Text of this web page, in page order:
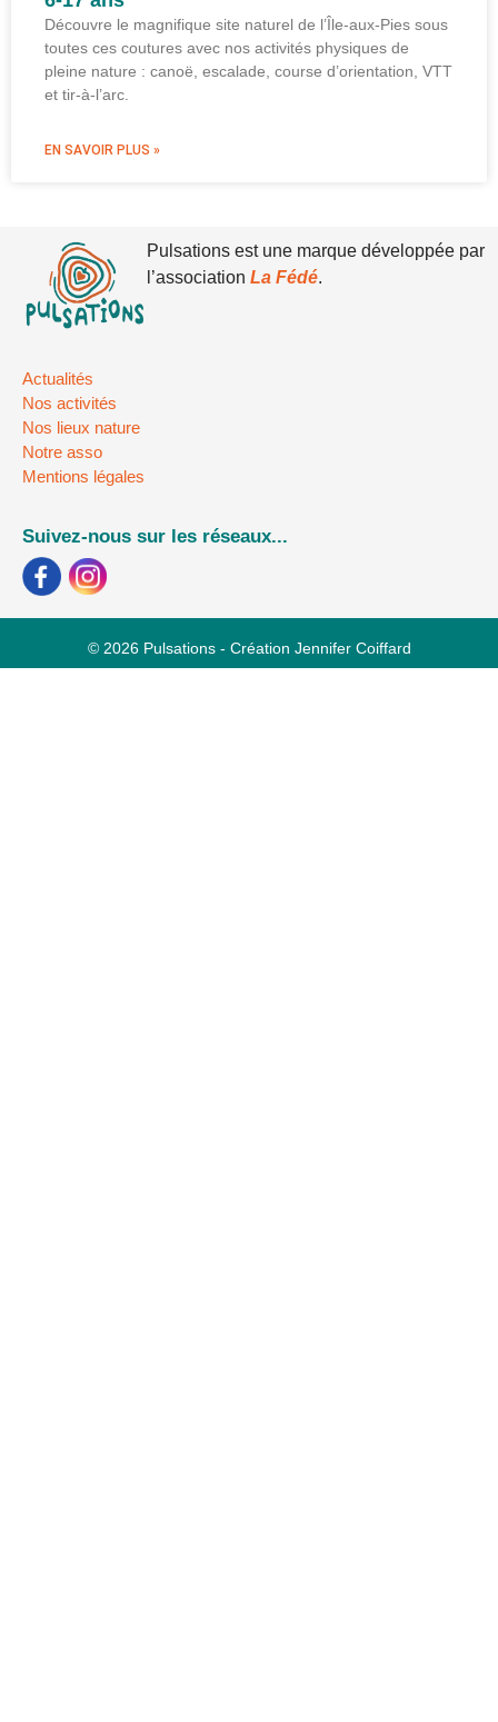
Découvre le magnifique site naturel de l’Île-aux-Pies sous
toutes ces coutures avec nos activités physiques de
pleine nature : canoë, escalade, course d’orientation, VTT
et tir-à-l’arc.
EN SAVOIR PLUS »
Pulsations est une marque développée par
l’association La Fédé.
Actualités
Nos activités
Nos lieux nature
Notre asso
Mentions légales
Suivez-nous sur les réseaux...
© 2026 Pulsations - Création Jennifer Coiffard